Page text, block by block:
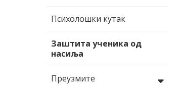
Психолошки кутак
Заштита ученика од
насиља
Преузмите